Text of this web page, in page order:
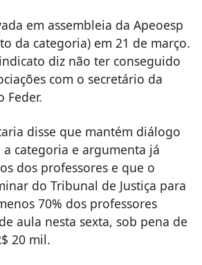
em assembleia da Apeoesp
da categoria) em 21 de março.
diz não ter conseguido
com o secretário da
Feder.
disse que mantém diálogo
categoria e argumenta já
dos professores e que o
do Tribunal de Justiça para
70% dos professores
aula nesta sexta, sob pena de
20 mil.